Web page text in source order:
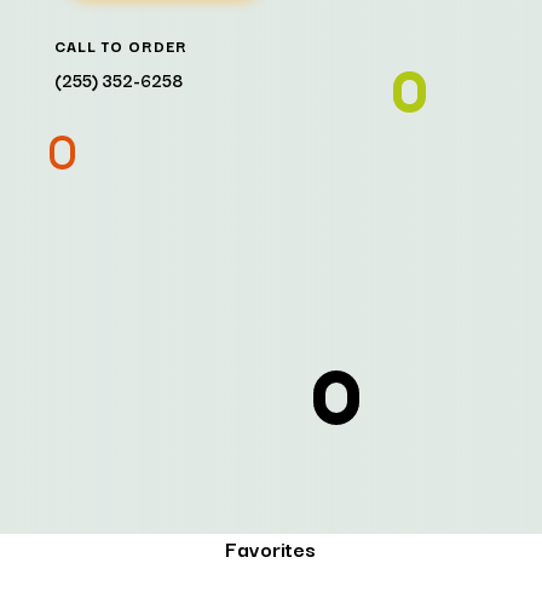
CALL TO ORDER
(255) 352-6258
Favorites